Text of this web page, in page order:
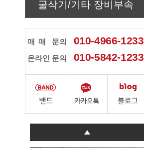
굴삭기/기타 장비부속
매매 문의 010-4966-1233
온라인 문의 010-5842-1233